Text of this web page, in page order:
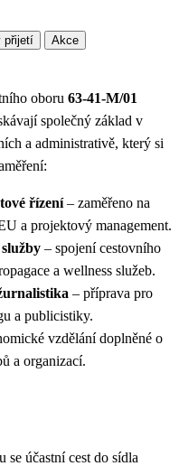
přijetí
Akce
oboru 63-41-M/01
společný základ v
a administrativě, který si
řízení– zaměřeno na
a projektový management.
– spojení cestovního
a wellness služeb.
– příprava pro
a publicistiky.
vzdělání doplněné o
a organizací.
se účastní cest do sídla